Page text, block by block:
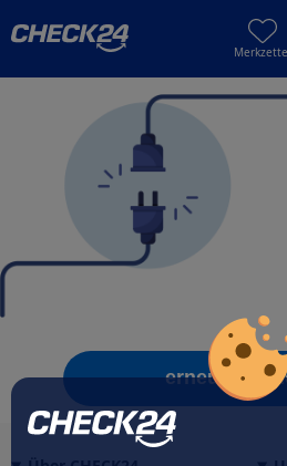
erneut